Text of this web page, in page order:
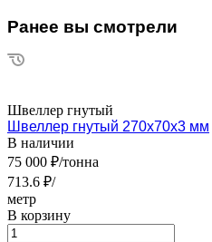
Ранее вы смотрели
Швеллер гнутый
Швеллер гнутый 270х70х3 мм
В наличии
75 000 ₽/тонна
713.6 ₽/
метр
В корзину